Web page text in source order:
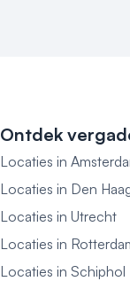
Ontdek
Locaties in
Locaties in Den
Locaties in Utrecht
Locaties in
Locaties in Schiphol